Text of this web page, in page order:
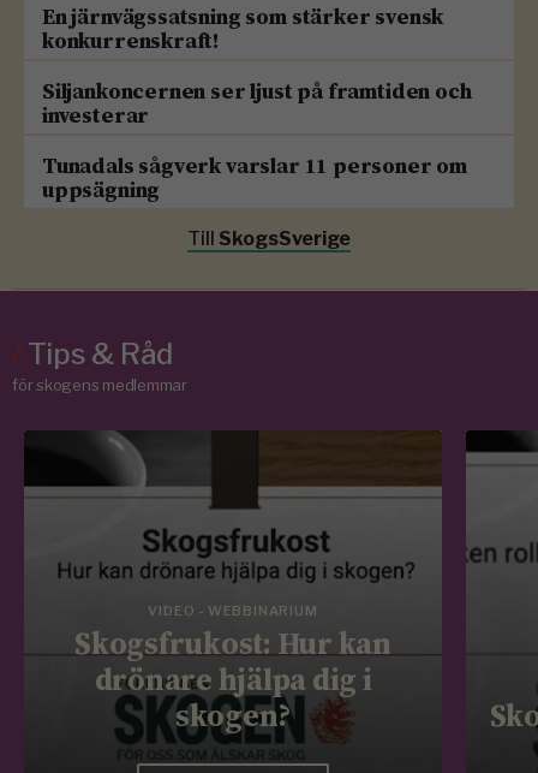
En järnvägssatsning som stärker svensk
konkurrenskraft!
Siljankoncernen ser ljust på framtiden och
investerar
Tunadals sågverk varslar 11 personer om
uppsägning
Till SkogsSverige
/Tips & Råd
för skogens medlemmar
VIDEO - WEBBINARIUM
Skogsfrukost: Hur kan
drönare hjälpa dig i
skogen?